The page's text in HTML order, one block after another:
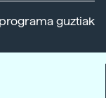
guztiak